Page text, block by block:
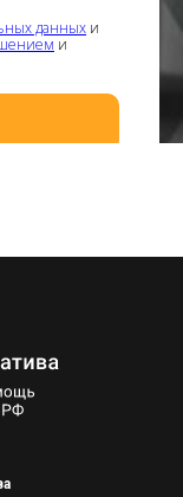
данных и
и